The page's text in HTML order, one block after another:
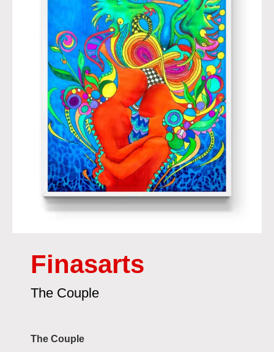
Finasarts
The Couple
The Couple